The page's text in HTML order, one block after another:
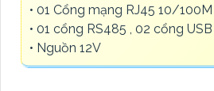
• 01 Cổng mạng RJ45 10/100M
• 01 cổng RS485 , 02 cổng
• Nguồn 12V